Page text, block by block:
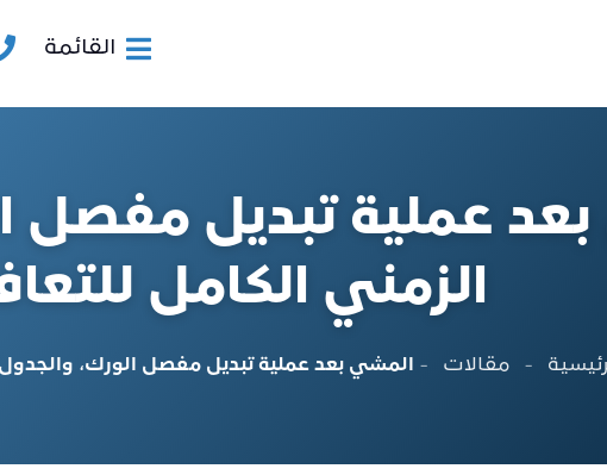
القائمة
عملية تبديل مفصل
الزمني الكامل
- مقالات - المشي بعد عملية تبديل مفصل الورك، والجدول